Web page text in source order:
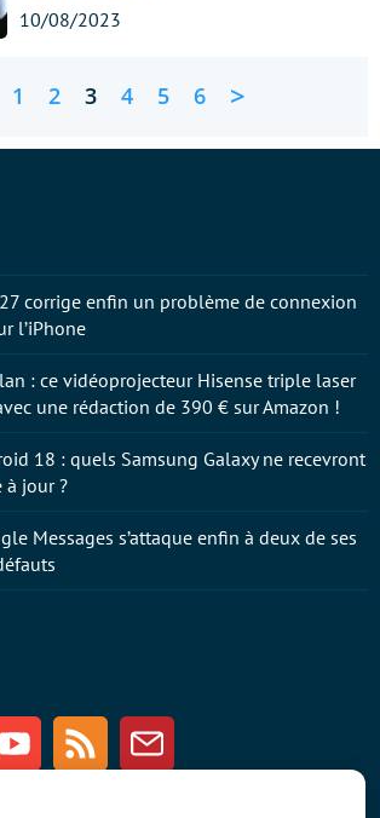
10/08/2023
1 2 3 4 5 6 >
Youtube RSS Newsletter
corrige enfin un problème de connexion
l’iPhone
: ce vidéoprojecteur Hisense triple laser
une rédaction de 390 € sur Amazon !
18 : quels Samsung Galaxy ne recevront
à jour ?
Messages s’attaque enfin à deux de ses